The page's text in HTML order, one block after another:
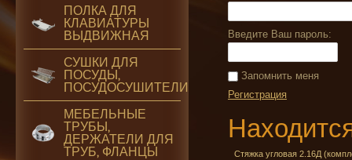
Введите Ваш пароль:
Запомнить меня
Регистрация
Стяжка угловая 2.16Д
ПОЛКА ДЛЯ
КЛАВИАТУРЫ
ВЫДВИЖНАЯ
СУШКИ ДЛЯ
ПОСУДЫ,
ПОСУДОСУШИТЕЛИ
МЕБЕЛЬНЫЕ
ТРУБЫ,
ДЕРЖАТЕЛИ ДЛЯ
ТРУБ, ФЛАНЦЫ